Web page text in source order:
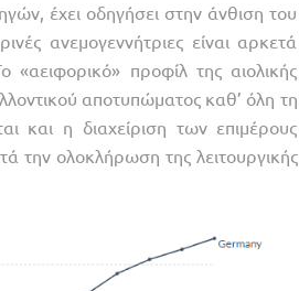
έχει οδηγήσει στην άνθιση του
ανεμογεννήτριες είναι αρκετά
προφίλ της αιολικής
αποτυπώματος καθ’ όλη τη
και η διαχείριση των επιμέρους
την ολοκλήρωση της λειτουργικής